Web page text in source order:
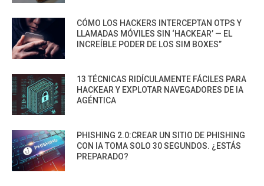
CÓMO LOS HACKERS INTERCEPTAN OTPS Y
LLAMADAS MÓVILES SIN ‘HACKEAR’ — EL
INCREÍBLE PODER DE LOS SIM BOXES”
13 TÉCNICAS RIDÍCULAMENTE FÁCILES PARA
HACKEAR Y EXPLOTAR NAVEGADORES DE IA
AGÉNTICA
PHISHING 2.0:CREAR UN SITIO DE PHISHING
CON IA TOMA SOLO 30 SEGUNDOS. ¿ESTÁS
PREPARADO?